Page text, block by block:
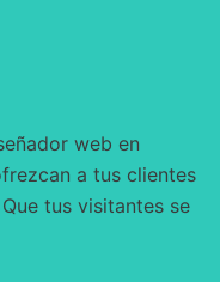
web en
a tus clientes
tus visitantes se